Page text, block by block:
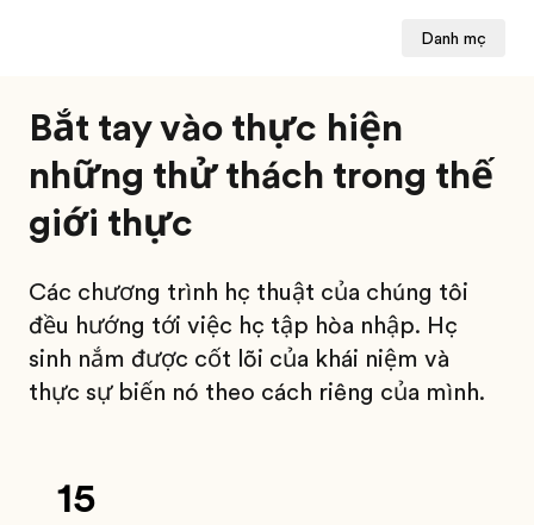
Danh mục
Bắt tay vào thực hiện
những thử thách trong thế
giới thực
Các chương trình học thuật của chúng tôi
đều hướng tới việc học tập hòa nhập. Học
sinh nắm được cốt lõi của khái niệm và
thực sự biến nó theo cách riêng của mình.
15